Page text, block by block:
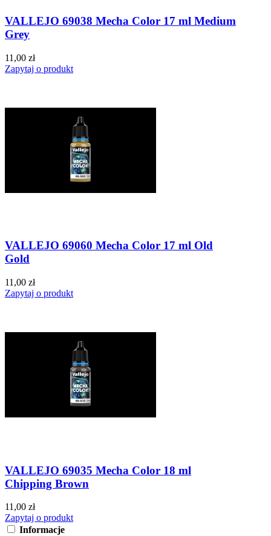
VALLEJO 69038 Mecha Color 17 ml Medium
Grey
11,00 zł
Zapytaj o produkt
VALLEJO 69060 Mecha Color 17 ml Old
Gold
11,00 zł
Zapytaj o produkt
VALLEJO 69035 Mecha Color 18 ml
Chipping Brown
11,00 zł
Zapytaj o produkt
Informacje